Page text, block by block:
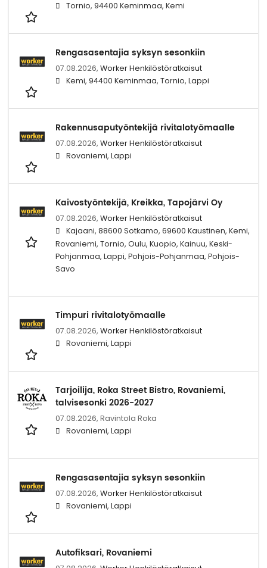
Tornio, 94400 Keminmaa, Kemi
Rengasasentajia syksyn sesonkiin
07.08.2026, Worker Henkilöstöratkaisut
Kemi, 94400 Keminmaa, Tornio, Lappi
Rakennusaputyöntekijä rivitalotyömaalle
07.08.2026, Worker Henkilöstöratkaisut
Rovaniemi, Lappi
Kaivostyöntekijä, Kreikka, Tapojärvi Oy
07.08.2026, Worker Henkilöstöratkaisut
Kajaani, 88600 Sotkamo, 69600 Kaustinen, Kemi,
Rovaniemi, Tornio, Oulu, Kuopio, Kainuu, Keski-
Pohjanmaa, Lappi, Pohjois-Pohjanmaa, Pohjois-
Savo
Timpuri rivitalotyömaalle
07.08.2026, Worker Henkilöstöratkaisut
Rovaniemi, Lappi
Tarjoilija, Roka Street Bistro, Rovaniemi,
talvisesonki 2026-2027
07.08.2026, Ravintola Roka
Rovaniemi, Lappi
Rengasasentajia syksyn sesonkiin
07.08.2026, Worker Henkilöstöratkaisut
Rovaniemi, Lappi
Autofiksari, Rovaniemi